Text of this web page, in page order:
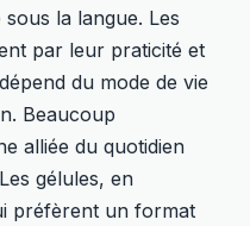
la langue. Les
par leur praticité et
du mode de vie
Beaucoup
alliée du quotidien
gélules, en
préfèrent un format